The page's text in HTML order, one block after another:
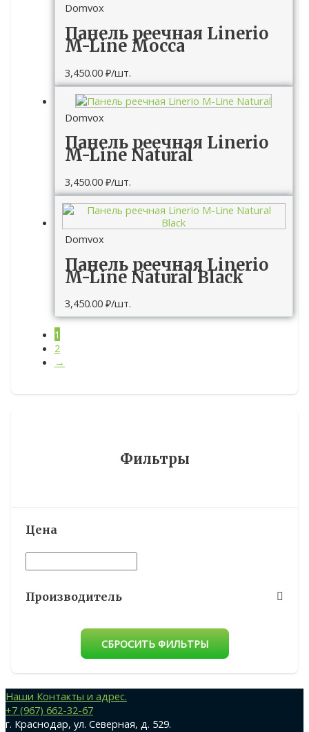
Domvox
Панель реечная Linerio
M-Line Mocca
3,450.00₽/шт.
Domvox
Панель реечная Linerio
M-Line Natural
3,450.00₽/шт.
Domvox
Панель реечная Linerio
M-Line Natural Black
3,450.00₽/шт.
1
2
→
Фильтры
Цена
Производитель
СБРОСИТЬ ФИЛЬТРЫ
Наши Контакты и адрес.
+7 (967) 662-32-67
г. Краснодар, ул. Северная, д. 529.